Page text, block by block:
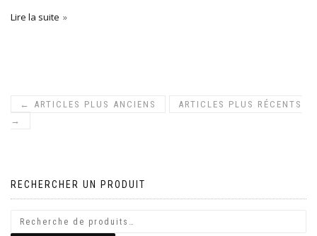
Lire la suite
← ARTICLES PLUS ANCIENS
ARTICLES PLUS RÉCENTS
→
RECHERCHER UN PRODUIT